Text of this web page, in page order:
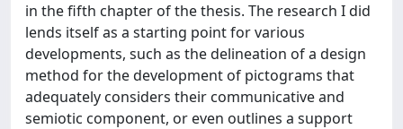
in the fifth chapter of the thesis. The research I did
lends itself as a starting point for various
developments, such as the delineation of a design
method for the development of pictograms that
adequately considers their communicative and
semiotic component, or even outlines a support